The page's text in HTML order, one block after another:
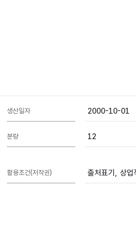
생산일자 2000-10-01
분량 12
활용조건(저작권) 출처표기, 상